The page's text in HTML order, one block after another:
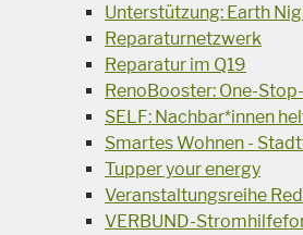
Unterstützung: Earth
Reparaturnetzwerk
Reparatur im Q19
RenoBooster: One-
SELF: Nachbar*innen
Smartes Wohnen -
Tupper your energy
Veranstaltungsreihe
VERBUND-